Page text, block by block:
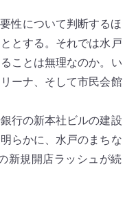
性について判断するほ
とする。それでは水戸
ことは無理なのか。い
ーナ、そして市民会館
行の新本社ビルの建設
らかに、水戸のまちな
新規開店ラッシュが続